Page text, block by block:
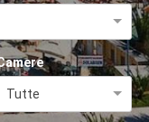
Tutte